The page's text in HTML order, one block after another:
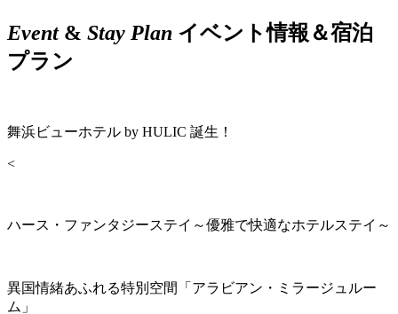
Event& Stay Plan イベント情報＆宿泊
プラン
舞浜ビューホテル by HULIC 誕生！
<
ハース・ファンタジーステイ～優雅で快適なホテルステイ～
異国情緒あふれる特別空間「アラビアン・ミラージュルー
ム」